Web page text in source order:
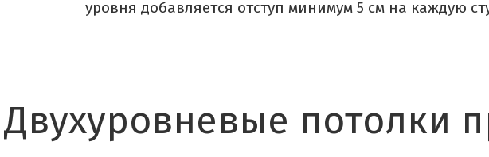
уровня добавляется отступ минимум 5 см на каждую
Двухуровневые потолки